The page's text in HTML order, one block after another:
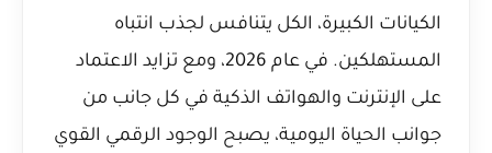
الكيانات الكبيرة، الكل يتنافس لجذب انتباه
المستهلكين. في عام 2026، ومع تزايد الاعتماد
على الإنترنت والهواتف الذكية في كل جانب من
جوانب الحياة اليومية، يصبح الوجود الرقمي القوي